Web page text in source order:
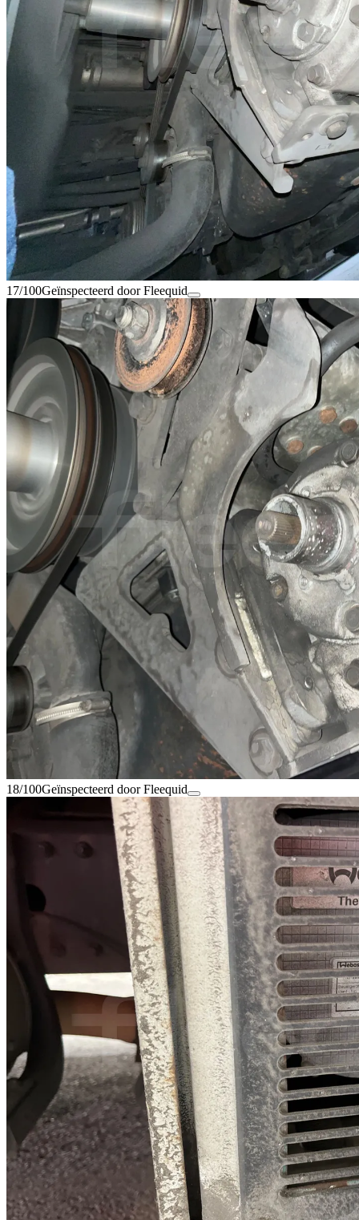
17/100Geïnspecteerd door Fleequid
18/100Geïnspecteerd door Fleequid